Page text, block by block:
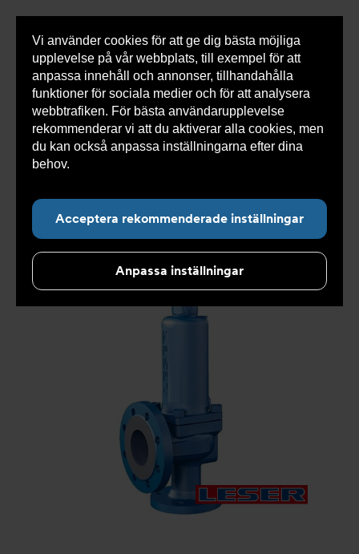
Vi använder cookies för att ge dig bästa möjliga
upplevelse på vår webbplats, till exempel för att
anpassa innehåll och annonser, tillhandahålla
funktioner för sociala medier och för att analysera
webbtrafiken. För bästa användarupplevelse
rekommenderar vi att du aktiverar alla cookies, men
du kan också anpassa inställningarna efter dina
behov.
Acceptera rekommenderade inställningar
Anpassa inställningar
0 varorSnabborder
Du
här:
Armatec > Produkter > Tryckavsäkring
>
Industriella säkerhetsventiler
> High performance
>
Säkerhetsventil AT 4539-
>
Säkerhetsventil AT 4539-3-